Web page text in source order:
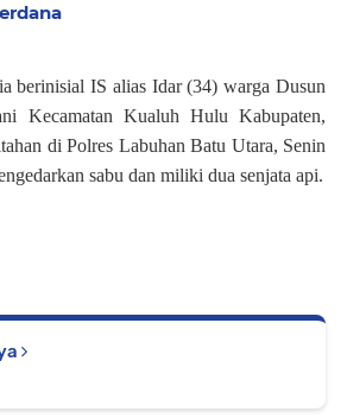
berinisial IS alias Idar (34) warga Dusun
Kecamatan Kualuh Hulu Kabupaten,
di Polres Labuhan Batu Utara, Senin
sabu dan miliki dua senjata api.